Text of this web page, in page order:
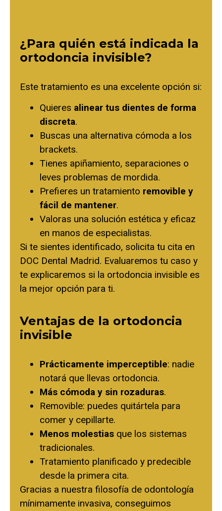
¿Para quién está indicada la
ortodoncia invisible?
Este tratamiento es una excelente opción si:
Quieres alinear tus dientes de forma
discreta.
Buscas una alternativa cómoda a los
brackets.
Tienes apiñamiento, separaciones o
leves problemas de mordida.
Prefieres un tratamiento removible y
fácil de mantener.
Valoras una solución estética y eficaz
en manos de especialistas.
Si te sientes identificado, solicita tu cita en
DOC Dental Madrid. Evaluaremos tu caso y
te explicaremos si la ortodoncia invisible es
la mejor opción para ti.
Ventajas de la ortodoncia
invisible
Prácticamente imperceptible: nadie
notará que llevas ortodoncia.
Más cómoda y sin rozaduras.
Removible: puedes quitártela para
comer y cepillarte.
Menos molestias que los sistemas
tradicionales.
Tratamiento planificado y predecible
desde la primera cita.
Gracias a nuestra filosofía de odontología
mínimamente invasiva, conseguimos